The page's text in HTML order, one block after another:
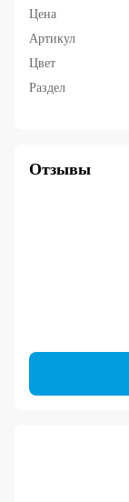
Цена
Артикул
Цвет
Раздел
Отзывы